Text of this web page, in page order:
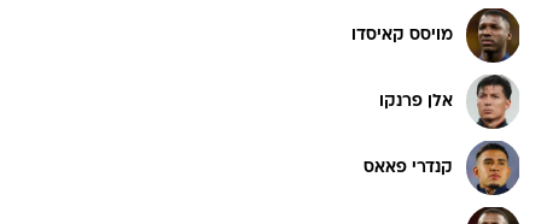
מויסס קאיסדו
אלן פרנקו
קנדרי פאאס